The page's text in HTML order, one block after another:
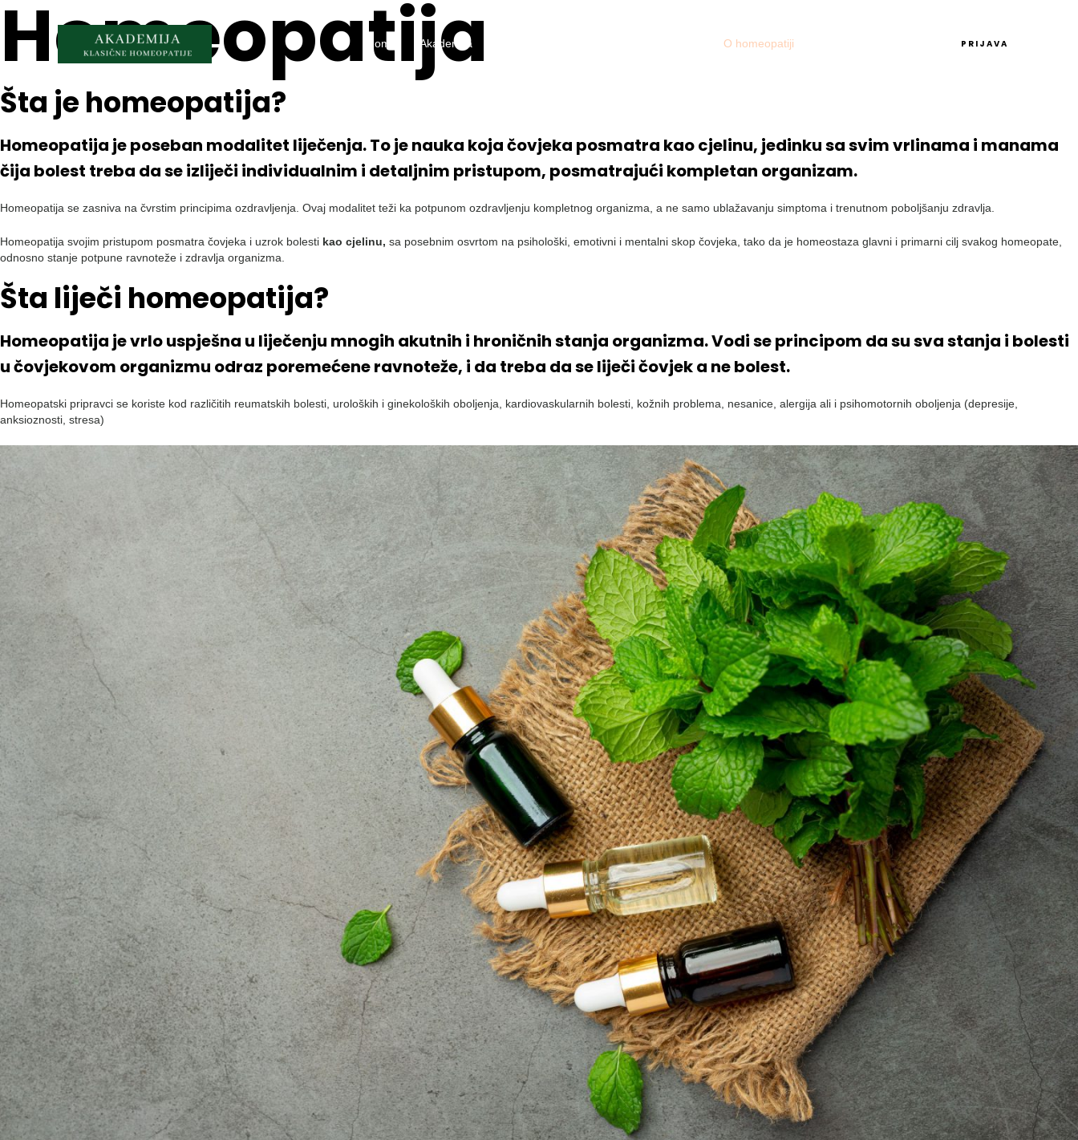
content
Home Akademija O homeopatiji PRIJAVA
Homeopatija
Šta je homeopatija?
Homeopatija je poseban modalitet liječenja. To je nauka koja čovjeka posmatra kao cjelinu, jedinku sa svim vrlinama i manama
čija bolest treba da se izliječi individualnim i detaljnim pristupom, posmatrajući kompletan organizam.
Homeopatija se zasniva na čvrstim principima ozdravljenja. Ovaj modalitet teži ka potpunom ozdravljenju kompletnog organizma, a ne samo ublažavanju simptoma i trenutnom poboljšanju zdravlja.
Homeopatija svojim pristupom posmatra čovjeka i uzrok bolesti kao cjelinu, sa posebnim osvrtom na psihološki, emotivni i mentalni skop čovjeka, tako da je homeostaza glavni i primarni cilj svakog homeopate,
odnosno stanje potpune ravnoteže i zdravlja organizma.
Šta liječi homeopatija?
Homeopatija je vrlo uspješna u liječenju mnogih akutnih i hroničnih stanja organizma. Vodi se principom da su sva stanja i bolesti
u čovjekovom organizmu odraz poremećene ravnoteže, i da treba da se liječi čovjek a ne bolest.
Homeopatski pripravci se koriste kod različitih reumatskih bolesti, uroloških i ginekoloških oboljenja, kardiovaskularnih bolesti, kožnih problema, nesanice, alergija ali i psihomotornih oboljenja (depresije,
anksioznosti, stresa)